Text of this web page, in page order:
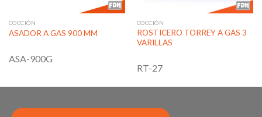
COCCIÓN
ASADOR A GAS 900 MM
ASA-900G
COCCIÓN
ROSTICERO TORREY A GAS 3
VARILLAS
RT-27